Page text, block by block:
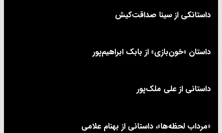
داستانکی از سینا صداقت‌کیش
داستان «خون‌بازی» از بابک ابراهیم‌پور
داستانی از علی‌ ملک‌پور
«مرداب لحظه‌ها»، داستانی از بهنام علامی